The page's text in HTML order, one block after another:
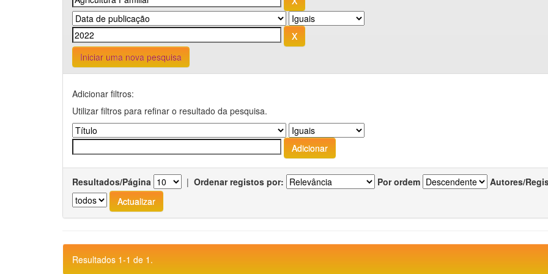
Iniciar uma nova pesquisa
Adicionar filtros:
Utilizar filtros para refinar o resultado da pesquisa.
Resultados/Página | Ordenar registos por: Por ordem Autores/
Resultados 1-1 de 1.